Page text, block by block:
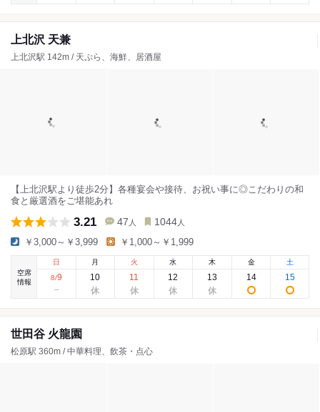
上北沢 天兼
上北沢駅 142m / 天ぷら、海鮮、居酒屋
【上北沢駅より徒歩2分】各種宴会や接待、お祝い事に◎こだわりの和
食と厳選酒をご堪能あれ
3.21 47 人 1044 人
￥3,000～￥3,999 ￥1,000～￥1,999
空席
情報
日
8/9
月
10
火
11
水
12
木
13
金
14
土
15
世田谷 火龍園
松原駅 360m / 中華料理、飲茶・点心